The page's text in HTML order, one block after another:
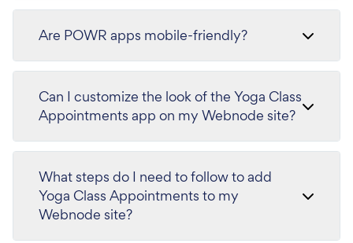
Are POWR apps mobile-friendly?
Can I customize the look of the Yoga Class
Appointments app on my Webnode site?
What steps do I need to follow to add
Yoga Class Appointments to my
Webnode site?